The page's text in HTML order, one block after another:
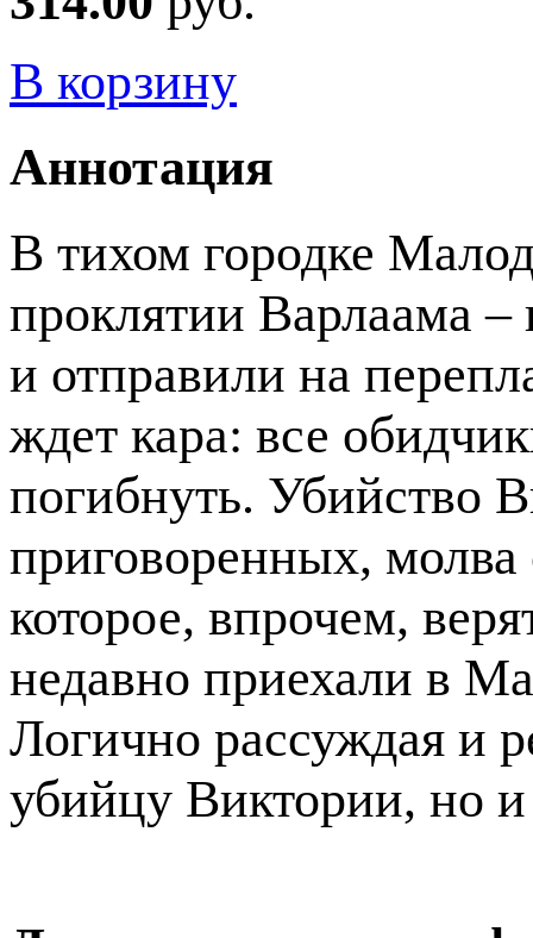
В корзину
Аннотация
В тихом городке
проклятии Варлаама –
и отправили на
ждет кара: все
погибнуть. Убийство
приговоренных,
которое, впрочем,
недавно приехали в
Логично рассуждая и
убийцу Виктории, но